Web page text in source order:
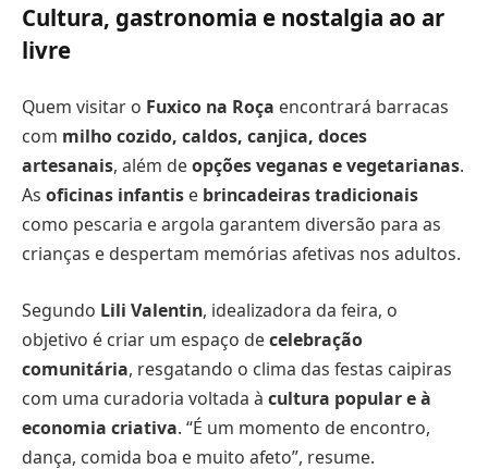
Cultura, gastronomia e nostalgia ao ar
livre
Quem visitar o Fuxico na Roça encontrará barracas
com milho cozido, caldos, canjica, doces
artesanais, além deopções veganas e vegetarianas.
As oficinas infantis e brincadeiras tradicionais
como pescaria e argola garantem diversão para as
crianças e despertam memórias afetivas nos adultos.
Segundo Lili Valentin, idealizadora da feira, o
objetivo é criar um espaço decelebração
comunitária, resgatando o clima das festas caipiras
com uma curadoria voltada à cultura popular e à
economia criativa. “É um momento de encontro,
dança, comida boa e muito afeto”, resume.